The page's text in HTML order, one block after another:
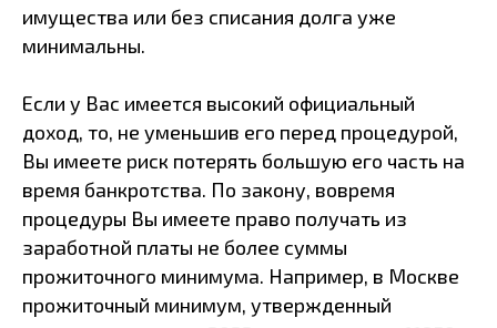
имущества или без списания долга уже
минимальны.
Если у Вас имеется высокий официальный
доход, то, не уменьшив его перед процедурой,
Вы имеете риск потерять большую его часть на
время банкротства. По закону, вовремя
процедуры Вы имеете право получать из
заработной платы не более суммы
прожиточного минимума. Например, в Москве
прожиточный минимум, утвержденный